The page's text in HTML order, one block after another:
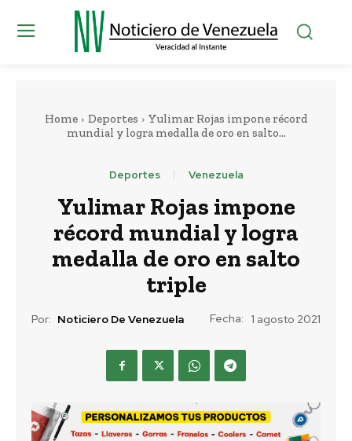
Home Deportes
Yulimar Rojas impone récord
mundial y logra medalla de oro en salto...
Deportes Venezuela
Yulimar Rojas impone
récord mundial y logra
medalla de oro en salto
triple
Por: Noticiero De Venezuela Fecha: 1 agosto 2021